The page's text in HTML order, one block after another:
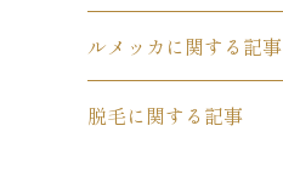
ルメッカに関する記事
脱毛に関する記事